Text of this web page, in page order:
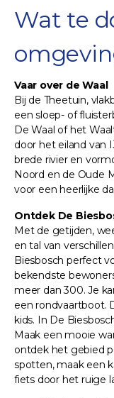
Wat te
Vaar over de Waal
Bij de Theetuin,
een sloep- of
De Waal of het
door het eiland van
brede rivier en
Noord en de Oude
voor een heerlijke
Ontdek De
Met de getijden,
en tal van
Biesbosch perfect
bekendste
meer dan 300. Je
een rondvaartboot.
kids. In De
Maak een mooie
ontdek het gebied
spotten, maak een
fiets door het ruige